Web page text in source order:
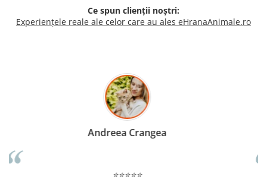
Ce spun clienții noștri:
Experiențele reale ale celor care au ales eHranaAnimale.ro
Madalina Stancea
⭐⭐⭐⭐⭐